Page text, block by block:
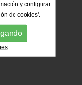
y configurar
de cookies'.